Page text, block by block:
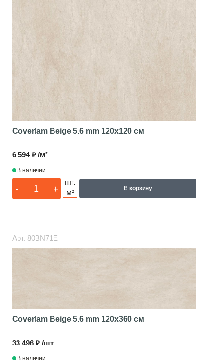
Coverlam Beige 5.6 mm 120x120 см
6 594 ₽ /м²
В наличии
- +
шт.
м²
В корзину
Арт. 80BN71E
Coverlam Beige 5.6 mm 120x360 см
33 496 ₽ /шт.
В наличии